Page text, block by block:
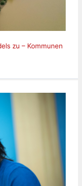
zu – Kommunen